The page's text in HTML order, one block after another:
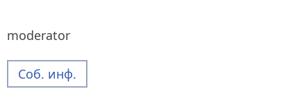
moderator
Соб. инф.